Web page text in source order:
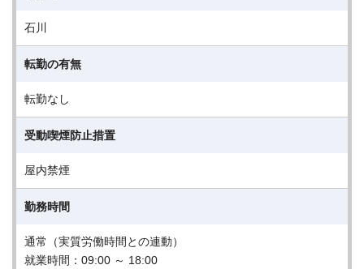
石川
転勤の有無
転勤なし
受動喫煙防止措置
屋内禁煙
勤務時間
通常（実質労働時間との連動）
就業時間：09:00 ～ 18:00